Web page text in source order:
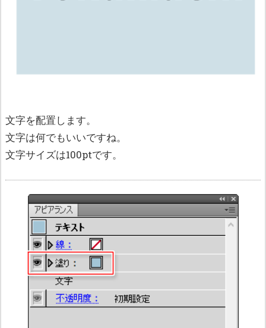
文字を配置します。
文字は何でもいいですね。
文字サイズは100ptです。